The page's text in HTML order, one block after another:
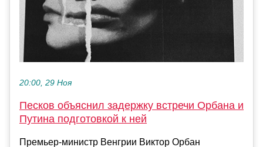
20:00, 29 Ноя
Песков объяснил задержку встречи Орбана и
Путина подготовкой к ней
Премьер-министр Венгрии Виктор Орбан